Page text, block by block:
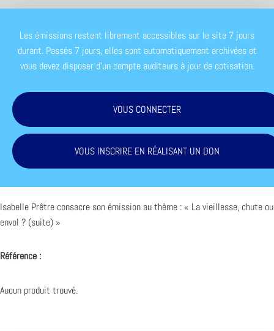
Les émissions restent librement accessibles sur le site 7 jours
durant. Passés 7 jours, elles sont automatiquement archivées et
vous devez disposer d'un compte auditeurs à jour de cotisation.
VOUS CONNECTER
VOUS INSCRIRE EN RÉALISANT UN DON
Isabelle Prêtre consacre son émission au thème : « La vieillesse, chute ou
envol ? (suite) »
Référence :
Aucun produit trouvé.